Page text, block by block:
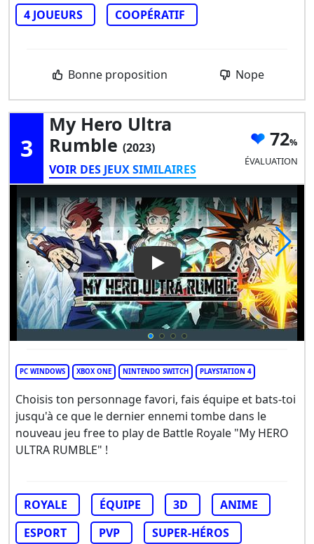
4 JOUEURS COOPÉRATIF
Bonne proposition Nope
3
My Hero Ultra
Rumble (2023)
VOIR DES JEUX SIMILAIRES
72
ÉVALUATION
Play Video: My Hero Ultra
PC WINDOWS XBOX ONE NINTENDO SWITCH PLAYSTATION 4
Choisis ton personnage favori, fais équipe et bats-toi
jusqu'à ce que le dernier ennemi tombe dans le
nouveau jeu free to play de Battle Royale "My HERO
ULTRA RUMBLE" !
ROYALE ÉQUIPE 3D
ANIME
ESPORT
PVP
SUPER-HÉROS